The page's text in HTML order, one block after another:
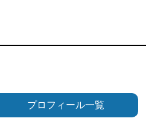
プロフィール一覧